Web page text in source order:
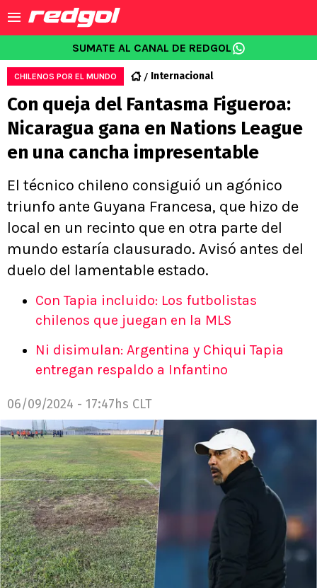
SUMATE AL CANAL DE REDGOL
CHILENOS POR EL MUNDO Internacional
Con queja del Fantasma Figueroa:
Nicaragua gana en Nations League
en una cancha impresentable
El técnico chileno consiguió un agónico
triunfo ante Guyana Francesa, que hizo de
local en un recinto que en otra parte del
mundo estaría clausurado. Avisó antes del
duelo del lamentable estado.
Con Tapia incluido: Los futbolistas
chilenos que juegan en la MLS
Ni disimulan: Argentina y Chiqui Tapia
entregan respaldo a Infantino
06/09/2024 - 17:47hs CLT